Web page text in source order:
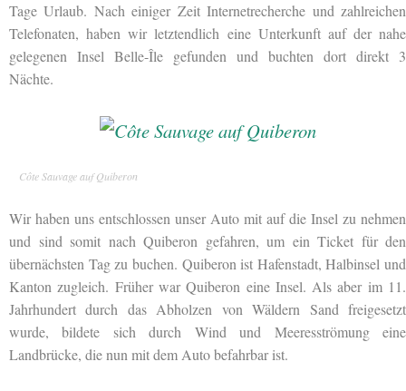
Tage Urlaub. Nach einiger Zeit Internetrecherche und zahlreichen
Telefonaten, haben wir letztendlich eine Unterkunft auf der nahe
gelegenen Insel Belle-Île gefunden und buchten dort direkt 3
Nächte.
Côte Sauvage auf Quiberon
Wir haben uns entschlossen unser Auto mit auf die Insel zu nehmen
und sind somit nach Quiberon gefahren, um ein Ticket für den
übernächsten Tag zu buchen. Quiberon ist Hafenstadt, Halbinsel und
Kanton zugleich. Früher war Quiberon eine Insel. Als aber im 11.
Jahrhundert durch das Abholzen von Wäldern Sand freigesetzt
wurde, bildete sich durch Wind und Meeresströmung eine
Landbrücke, die nun mit dem Auto befahrbar ist.